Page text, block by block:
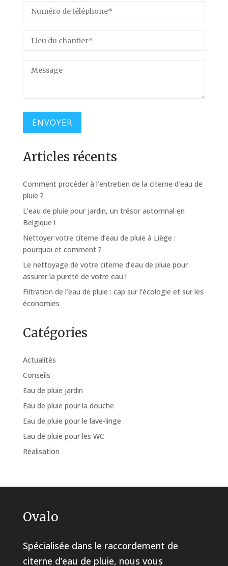
Articles récents
Comment procéder à l’entretien de la citerne d’eau de
pluie ?
L’eau de pluie pour jardin, un trésor automnal en
Belgique !
Nettoyer votre citerne d’eau de pluie à Liège :
pourquoi et comment ?
Le nettoyage de votre citerne d’eau de pluie pour
assurer la pureté de votre eau !
Filtration de l’eau de pluie : cap sur l’écologie et sur les
économies
Catégories
Actualités
Conseils
Eau de pluie jardin
Eau de pluie pour la douche
Eau de pluie pour le lave-linge
Eau de pluie pour les WC
Réalisation
Ovalo
Spécialisée dans le raccordement de
citerne d’eau de pluie, nous vous